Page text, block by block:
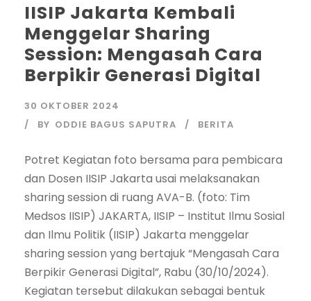
IISIP Jakarta Kembali
Menggelar Sharing
Session: Mengasah Cara
Berpikir Generasi Digital
30 OKTOBER 2024
BY ODDIE BAGUS SAPUTRA BERITA
Potret Kegiatan foto bersama para pembicara
dan Dosen IISIP Jakarta usai melaksanakan
sharing session di ruang AVA-B. (foto: Tim
Medsos IISIP) JAKARTA, IISIP – Institut Ilmu Sosial
dan Ilmu Politik (IISIP) Jakarta menggelar
sharing session yang bertajuk “Mengasah Cara
Berpikir Generasi Digital”, Rabu (30/10/2024).
Kegiatan tersebut dilakukan sebagai bentuk